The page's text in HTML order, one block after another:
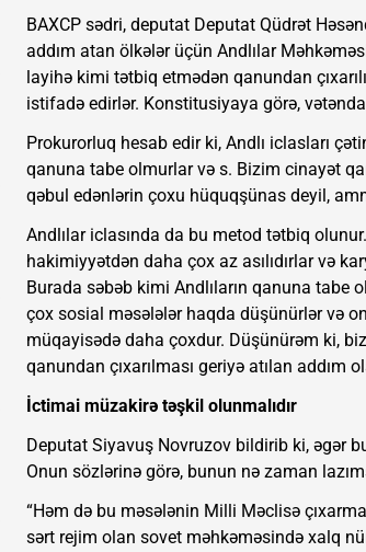
BAXCP sədri, deputat Deputat Qüdrət
addım atan ölkələr üçün Andlılar
layihə kimi tətbiq etmədən qanundan
istifadə edirlər. Konstitusiyaya görə,
Prokurorluq hesab edir ki, Andlı iclasları
qanuna tabe olmurlar və s. Bizim cinayət
qəbul edənlərin çoxu hüquqşünas deyil,
Andlılar iclasında da bu metod tətbiq
hakimiyyətdən daha çox az asılıdırlar və
Burada səbəb kimi Andlıların qanuna tabe
çox sosial məsələlər haqda düşünürlər və
müqayisədə daha çoxdur. Düşünürəm ki,
qanundan çıxarılması geriyə atılan addım
İctimai müzakirə təşkil olunmalıdır
Deputat Siyavuş Novruzov bildirib ki, əgər
Onun sözlərinə görə, bunun nə zaman
“Həm də bu məsələnin Milli Məclisə
sərt rejim olan sovet məhkəməsində xalq